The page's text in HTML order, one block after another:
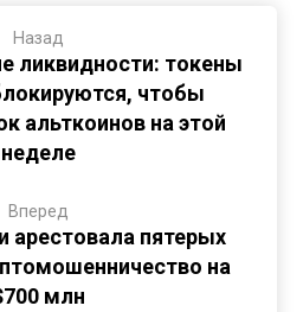
Назад
ликвидности: токены
чтобы
альткоинов на этой
неделе
Вперед
арестовала пятерых
на
млн